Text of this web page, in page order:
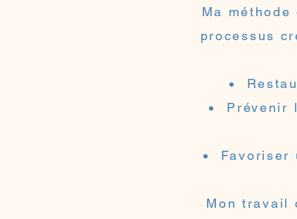
Ma
processus
Prévenir
Favoriser
Mon travail